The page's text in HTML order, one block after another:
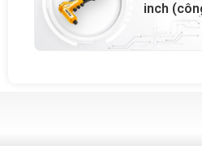
inch
– 43098